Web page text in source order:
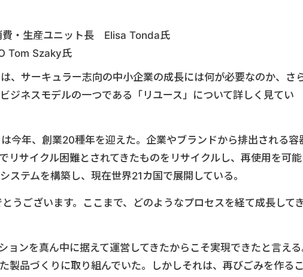
費・生産ユニット長 Elisa Tonda氏
Tom Szaky氏
、サーキュラー志向の中小企業の成長には何が必要なのか、さ
ジネスモデルの一つである「リユース」について詳しく見てい
今年、創業20種年を迎えた。企業やブランドから排出される容
リサイクル困難とされてきたものをリサイクルし、再使用を可
ステムを構築し、現在世界21カ国で展開している。
うございます。ここまで、どのようなプロセスを経て成長してき
ンを真ん中に据えて運営してきたからこそ実現できたと言える
製品づくりに取り組んでいた。しかしそれは、再びごみを作るこ